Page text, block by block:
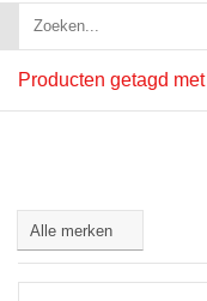
Producten getagd